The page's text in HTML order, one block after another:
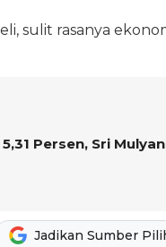
sulit rasanya
Persen, Sri
Jadikan Sumber